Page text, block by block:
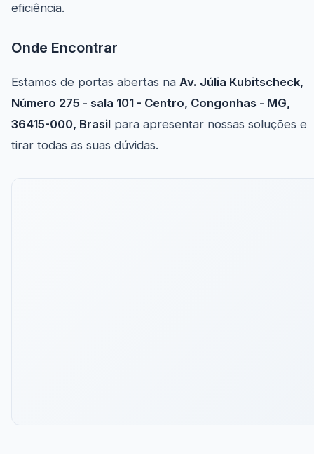
eficiência.
Onde Encontrar
Estamos de portas abertas na Av. Júlia Kubitscheck,
Número 275 - sala 101 - Centro, Congonhas - MG,
36415-000, Brasil para apresentar nossas soluções e
tirar todas as suas dúvidas.